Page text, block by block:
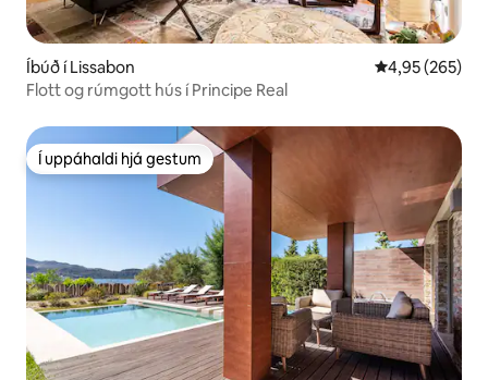
Íbúð í Lissabon 4,95 af 5 í
4,95 (265)
Flott og rúmgott hús í Principe Real
Í uppáhaldi hjá gestum
Í uppáhaldi hjá gestum